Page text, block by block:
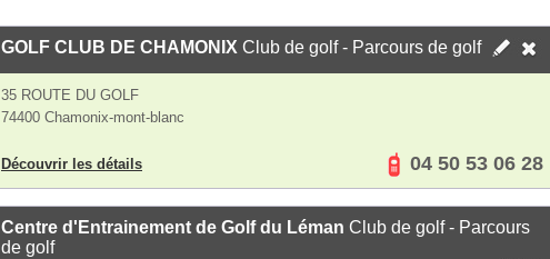
GOLF CLUB DE CHAMONIX Club de golf - Parcours de golf
35 ROUTE DU GOLF
74400 Chamonix-mont-blanc
Découvrir les détails 04 50 53 06 28
Centre d'Entrainement de Golf du Léman Club de golf - Parcours
de golf